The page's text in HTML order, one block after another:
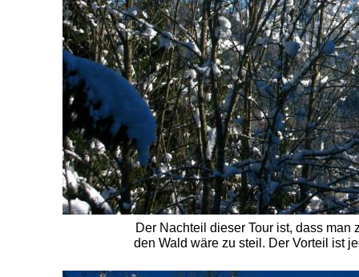
Der Nachteil dieser Tour ist, dass
den Wald wäre zu steil. Der Vorteil ist